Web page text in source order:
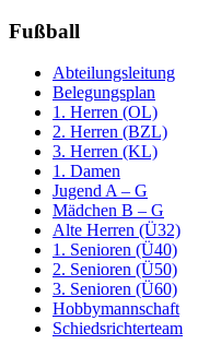
Fußball
Abteilungsleitung
Belegungsplan
1. Herren (OL)
2. Herren (BZL)
3. Herren (KL)
1. Damen
Jugend A – G
Mädchen B – G
Alte Herren (Ü32)
1. Senioren (Ü40)
2. Senioren (Ü50)
3. Senioren (Ü60)
Hobbymannschaft
Schiedsrichterteam